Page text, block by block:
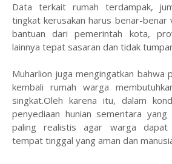
Data terkait rumah terdampak,
tingkat kerusakan harus benar-benar
bantuan dari pemerintah kota,
lainnya tepat sasaran dan tidak
Muharlion juga mengingatkan bahwa
kembali rumah warga
singkat.Oleh karena itu, dalam
penyediaan hunian sementara
paling realistis agar warga dapat
tempat tinggal yang aman dan